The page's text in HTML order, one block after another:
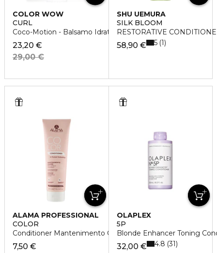
COLOR WOW
CURL
Coco-Motion - Balsamo Idratante per Capelli Ricci
23,20 €
29,00 €
SHU UEMURA
SILK BLOOM
RESTORATIVE
58,90 € 5 1
ALAMA PROFESSIONAL
COLOR
Conditioner Mantenimento Colore per Capelli Colorati
7,50 €
OLAPLEX
5P
Blonde Enhancer Toning
32,00 € 4.8 31